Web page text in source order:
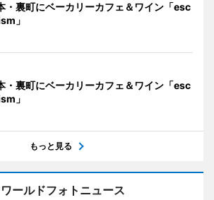
・裏町にベーカリーカフェ＆ワイン「esc
」
・裏町にベーカリーカフェ＆ワイン「esc
」
もっと見る
ワールドフォトニュース